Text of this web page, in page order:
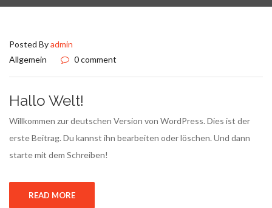
Posted Byadmin
Allgemein
0 comment
Hallo Welt!
Willkommen zur deutschen Version von WordPress. Dies ist der
erste Beitrag. Du kannst ihn bearbeiten oder löschen. Und dann
starte mit dem Schreiben!
READ MORE